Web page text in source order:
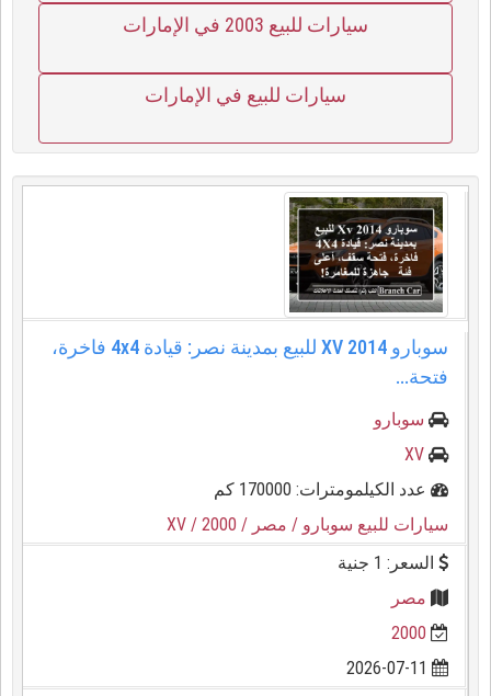
سيارات للبيع 2003 في الإمارات
سيارات للبيع في الإمارات
سوبارو XV 2014 للبيع بمدينة نصر: قيادة 4x4 فاخرة،
فتحة...
سوبارو
XV
عدد الكيلمومترات: 170000 كم
سيارات للبيع سوبارو / مصر / 2000
/ XV
السعر: 1 جنية
مصر
2000